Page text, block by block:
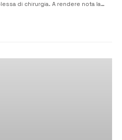
di chirurgia. A rendere nota la
comunale sollecitano l...